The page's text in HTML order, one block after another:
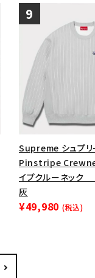
Supreme シュプ
Pinstripe
イプクルーネック
灰
¥49,980 (税込)